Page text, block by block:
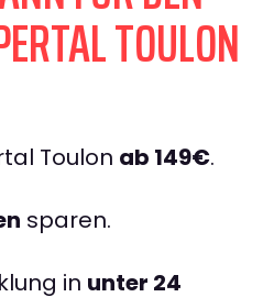
TOULON
Toulon ab 149€.
sparen.
in unter 24